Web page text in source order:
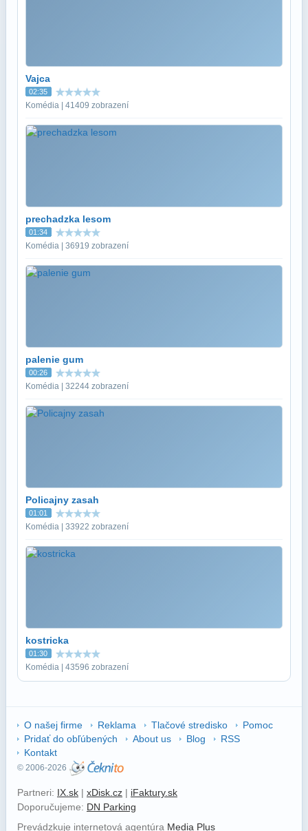
Vajca
02:35
Komédia | 41409 zobrazení
prechadzka lesom
01:34
Komédia | 36919 zobrazení
palenie gum
00:26
Komédia | 32244 zobrazení
Policajny zasah
01:01
Komédia | 33922 zobrazení
kostricka
01:30
Komédia | 43596 zobrazení
O našej firme Reklama Tlačové stredisko
Pomoc
Pridať do obľúbených
About us Blog
RSS
Kontakt
© 2006-2026
Partneri: IX.sk | xDisk.cz | iFaktury.sk
Doporučujeme: DN Parking
Prevádzkuje internetová agentúra Media Plus